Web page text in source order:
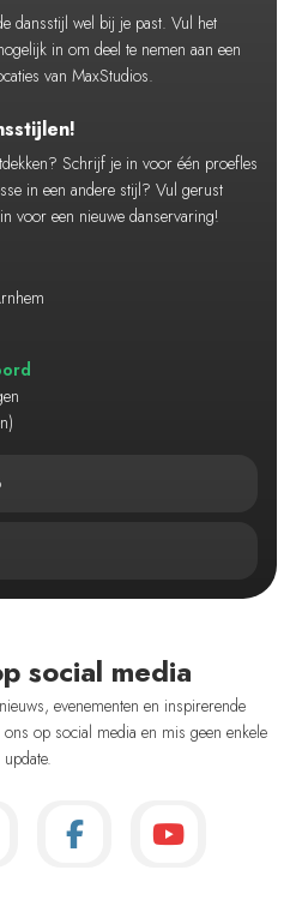
dansstijl wel bij je past. Vul het
in om deel te nemen aan een
van MaxStudios.
Schrijf je in voor één proefles
in een andere stijl? Vul gerust
voor een nieuwe danservaring!
social media
evenementen en inspirerende
op social media en mis geen enkele
update.